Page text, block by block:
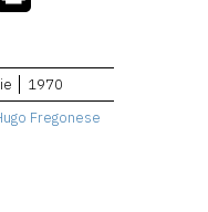
1970
Fregonese